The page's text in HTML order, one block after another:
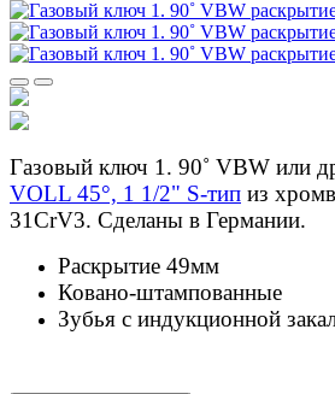
Газовый ключ 1. 90˚ VBW или
VOLL 45°, 1 1/2" S-тип из
31CrV3. Сделаны в Германии.
Раскрытие 49мм
Ковано-штампованные
Зубья с индукционной